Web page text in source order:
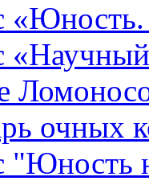
«Юность.
очных
"Юность